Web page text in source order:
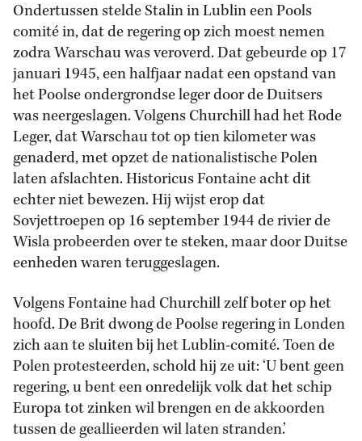
Ondertussen stelde Stalin in Lublin een Pools
comité in, dat de regering op zich moest nemen
zodra Warschau was veroverd. Dat gebeurde op 17
januari 1945, een halfjaar nadat een opstand van
het Poolse ondergrondse leger door de Duitsers
was neergeslagen. Volgens Churchill had het Rode
Leger, dat Warschau tot op tien kilometer was
genaderd, met opzet de nationalistische Polen
laten afslachten. Historicus Fontaine acht dit
echter niet bewezen. Hij wijst erop dat
Sovjettroepen op 16 september 1944 de rivier de
Wisla probeerden over te steken, maar door Duitse
eenheden waren teruggeslagen.
Volgens Fontaine had Churchill zelf boter op het
hoofd. De Brit dwong de Poolse regering in Londen
zich aan te sluiten bij het Lublin-comité. Toen de
Polen protesteerden, schold hij ze uit: ‘U bent geen
regering, u bent een onredelijk volk dat het schip
Europa tot zinken wil brengen en de akkoorden
tussen de geallieerden wil laten stranden.’